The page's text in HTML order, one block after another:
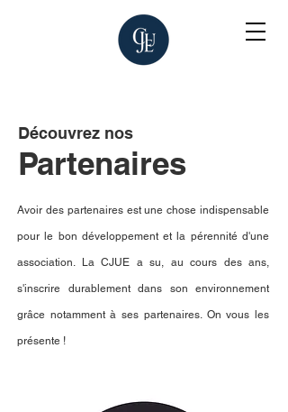
Découvrez nos
Partenaires
Avoir des partenaires est une chose indispensable
pour le bon développement et la pérennité d'une
association. La CJUE a su, au cours des ans,
s'inscrire durablement dans son environnement
grâce notamment à ses partenaires. On vous les
présente !